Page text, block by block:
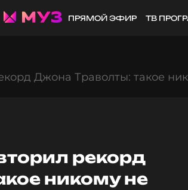
ПРЯМОЙ ЭФИР ТВ
Джона Траволты: такое
рекорд
никому не